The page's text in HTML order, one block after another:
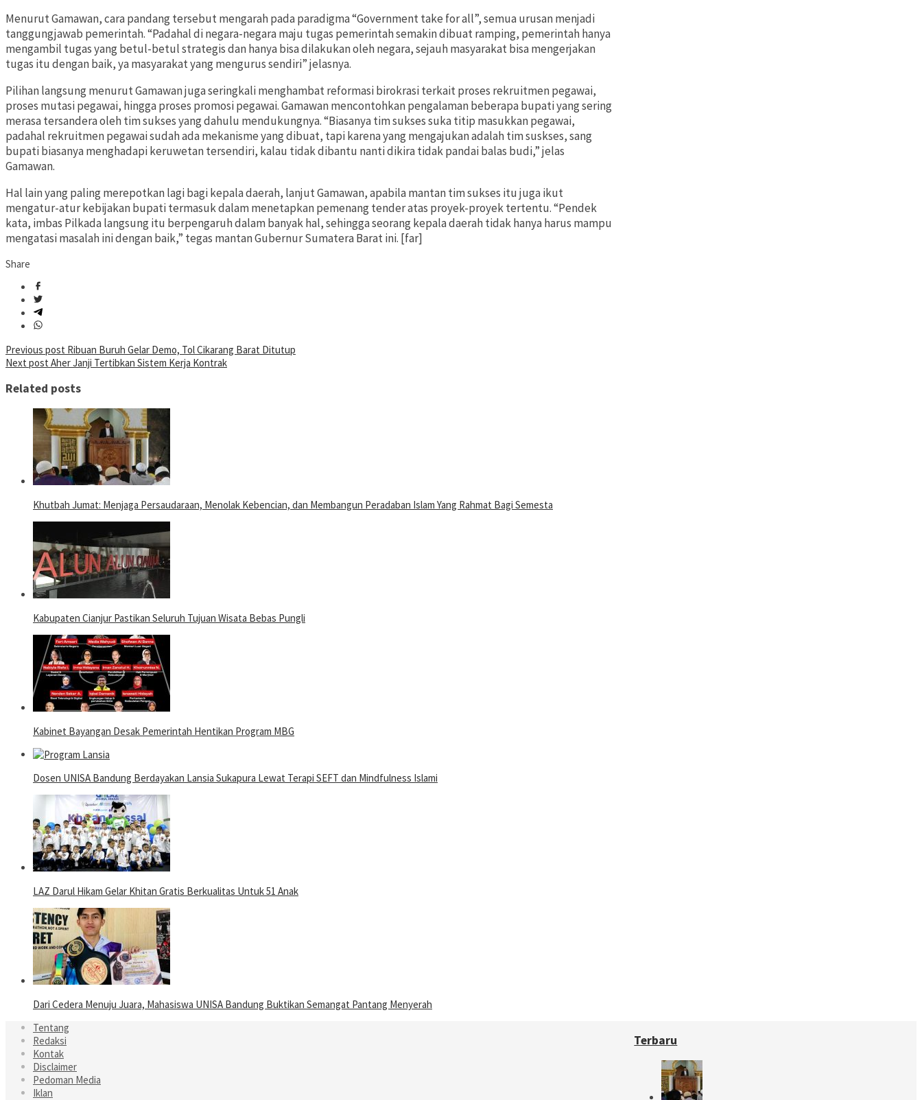
Menurut Gamawan, cara pandang tersebut mengarah pada paradigma “Government take for all”, semua urusan menjadi
tanggungjawab pemerintah. “Padahal di negara-negara maju tugas pemerintah semakin dibuat ramping, pemerintah hanya
mengambil tugas yang betul-betul strategis dan hanya bisa dilakukan oleh negara, sejauh masyarakat bisa mengerjakan
tugas itu dengan baik, ya masyarakat yang mengurus sendiri” jelasnya.
Pilihan langsung menurut Gamawan juga seringkali menghambat reformasi birokrasi terkait proses rekruitmen pegawai,
proses mutasi pegawai, hingga proses promosi pegawai. Gamawan mencontohkan pengalaman beberapa bupati yang sering
merasa tersandera oleh tim sukses yang dahulu mendukungnya. “Biasanya tim sukses suka titip masukkan pegawai,
padahal rekruitmen pegawai sudah ada mekanisme yang dibuat, tapi karena yang mengajukan adalah tim suskses, sang
bupati biasanya menghadapi keruwetan tersendiri, kalau tidak dibantu nanti dikira tidak pandai balas budi,” jelas
Gamawan.
Hal lain yang paling merepotkan lagi bagi kepala daerah, lanjut Gamawan, apabila mantan tim sukses itu juga ikut
mengatur-atur kebijakan bupati termasuk dalam menetapkan pemenang tender atas proyek-proyek tertentu. “Pendek
kata, imbas Pilkada langsung itu berpengaruh dalam banyak hal, sehingga seorang kepala daerah tidak hanya harus mampu
mengatasi masalah ini dengan baik,” tegas mantan Gubernur Sumatera Barat ini. [far]
Share
Post
navigation
Previous post Ribuan Buruh Gelar Demo, Tol Cikarang Barat Ditutup
Next post Aher Janji Tertibkan Sistem Kerja Kontrak
Related posts
Khutbah Jumat: Menjaga Persaudaraan, Menolak Kebencian, dan Membangun Peradaban Islam Yang Rahmat Bagi Semesta
Kabupaten Cianjur Pastikan Seluruh Tujuan Wisata Bebas Pungli
Kabinet Bayangan Desak Pemerintah Hentikan Program MBG
Dosen UNISA Bandung Berdayakan Lansia Sukapura Lewat Terapi SEFT dan Mindfulness Islami
LAZ Darul Hikam Gelar Khitan Gratis Berkualitas Untuk 51 Anak
Dari Cedera Menuju Juara, Mahasiswa UNISA Bandung Buktikan Semangat Pantang Menyerah
Terbaru
Tentang
Redaksi
Kontak
Disclaimer
Pedoman Media
Iklan